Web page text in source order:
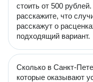
стоить от 500
расскажите, что
расскажут о
подходящий вариант.
Сколько в Санкт-
которые оказывают